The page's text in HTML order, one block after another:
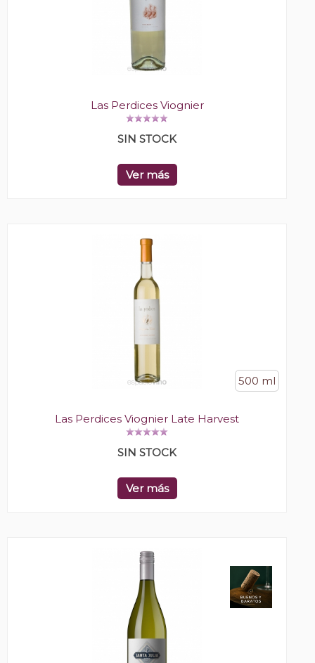
Las Perdices Viognier
SIN STOCK
Ver más
500 ml
Las Perdices Viognier Late Harvest
SIN STOCK
Ver más